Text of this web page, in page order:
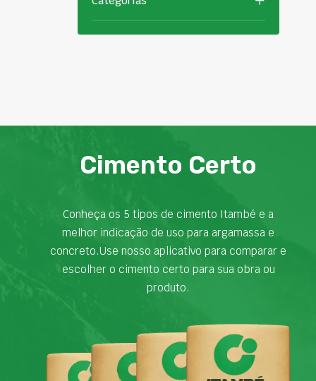
Cimento Certo
Conheça os 5 tipos de cimento Itambé e a
melhor indicação de uso para argamassa e
concreto.Use nosso aplicativo para comparar e
escolher o cimento certo para sua obra ou
produto.